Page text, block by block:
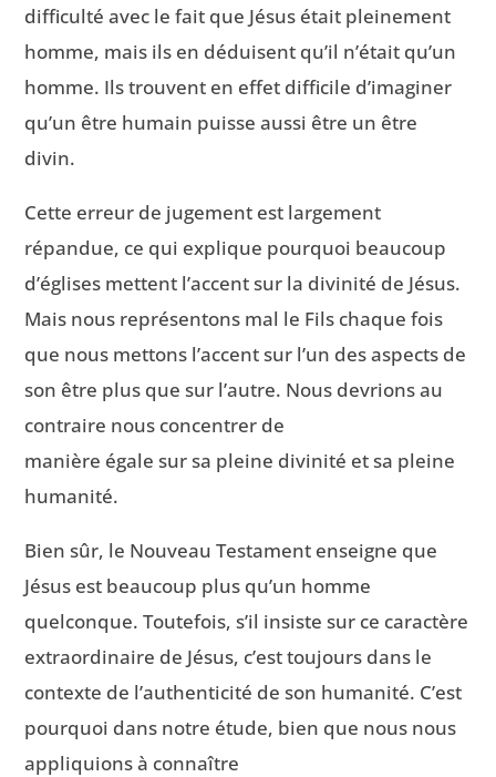
difficulté avec le fait que Jésus était pleinement
homme, mais ils en déduisent qu’il n’était qu’un
homme. Ils trouvent en effet difficile d’imaginer
qu’un être humain puisse aussi être un être
divin.
Cette erreur de jugement est largement
répandue, ce qui explique pourquoi beaucoup
d’églises mettent l’accent sur la divinité de Jésus.
Mais nous représentons mal le Fils chaque fois
que nous mettons l’accent sur l’un des aspects de
son être plus que sur l’autre. Nous devrions au
contraire nous concentrer de
manière égale sur sa pleine divinité et sa pleine
humanité.
Bien sûr, le Nouveau Testament enseigne que
Jésus est beaucoup plus qu’un homme
quelconque. Toutefois, s’il insiste sur ce caractère
extraordinaire de Jésus, c’est toujours dans le
contexte de l’authenticité de son humanité. C’est
pourquoi dans notre étude, bien que nous nous
appliquions à connaître